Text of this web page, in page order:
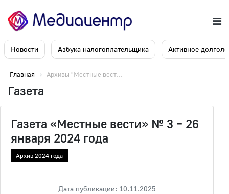
Новости Азбука налогоплательщика Активное
Главная Архивы "Местные вест...
Газета
Газета «Местные вести» № 3 – 26
января 2024 года
Архив 2024 года
Дата публикации: 10.11.2025